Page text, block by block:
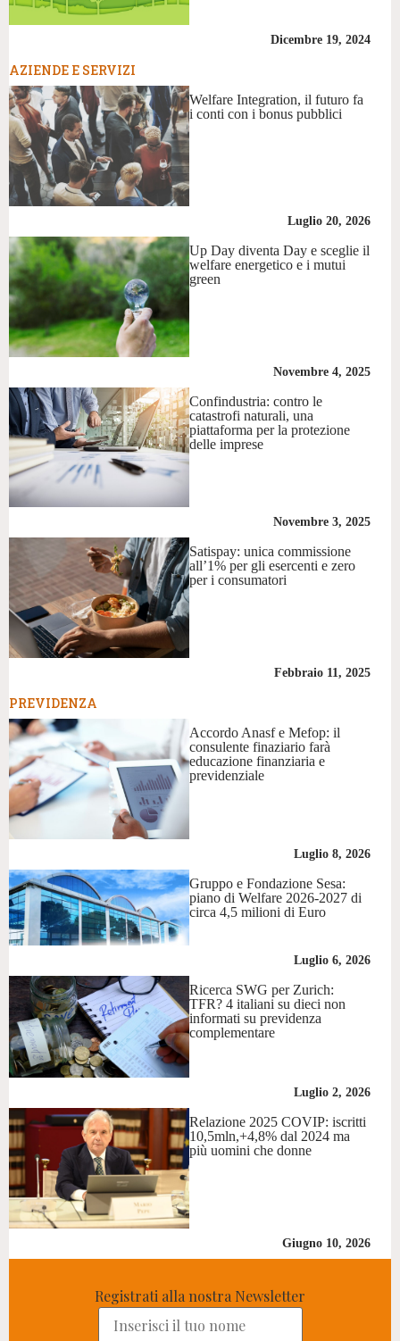
Dicembre 19, 2024
AZIENDE E SERVIZI
Welfare Integration, il futuro fa
i conti con i bonus pubblici
Luglio 20, 2026
Up Day diventa Day e sceglie il
welfare energetico e i mutui
green
Novembre 4, 2025
Confindustria: contro le
catastrofi naturali, una
piattaforma per la protezione
delle imprese
Novembre 3, 2025
Satispay: unica commissione
all’1% per gli esercenti e zero
per i consumatori
Febbraio 11, 2025
PREVIDENZA
Accordo Anasf e Mefop: il
consulente finaziario farà
educazione finanziaria e
previdenziale
Luglio 8, 2026
Gruppo e Fondazione Sesa:
piano di Welfare 2026-2027 di
circa 4,5 milioni di Euro
Luglio 6, 2026
Ricerca SWG per Zurich:
TFR? 4 italiani su dieci non
informati su previdenza
complementare
Luglio 2, 2026
Relazione 2025 COVIP: iscritti
10,5mln,+4,8% dal 2024 ma
più uomini che donne
Giugno 10, 2026
Registrati alla nostra Newsletter